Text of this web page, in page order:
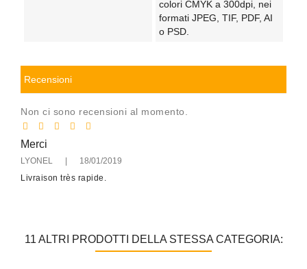
colori CMYK a 300dpi, nei
formati JPEG, TIF, PDF, AI
o PSD.
Recensioni
Non ci sono recensioni al momento.
Merci
LYONEL
18/01/2019
Livraison très rapide.
11 ALTRI PRODOTTI DELLA STESSA CATEGORIA: